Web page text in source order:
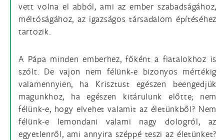
vett volna el abból, ami az ember szabadságához,
méltóságához, az igazságos társadalom építéséhez
tartozik.
A Pápa minden emberhez, főként a fiatalokhoz is
szólt. De vajon nem félünk-e bizonyos mértékig
valamennyien, ha Krisztust egészen beengedjük
magunkhoz, ha egészen kitárulunk előtte; nem
félünk-e, hogy elvehet valamit az életünkből? Nem
félünk-e lemondani valami nagy dologról, az
egyetlenről, ami annyira széppé teszi az életünket?